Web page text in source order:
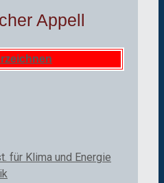
Appell
für Klima und Energie